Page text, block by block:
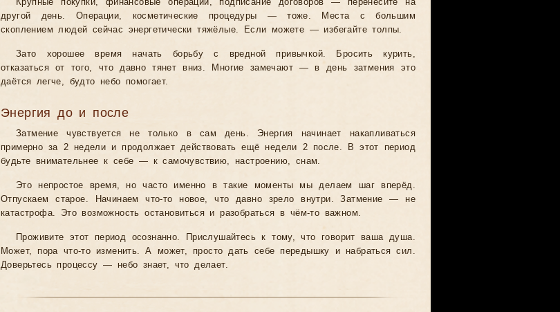
Крупные покупки, финансовые операции, подписание договоров — перенесите на
другой день. Операции, косметические процедуры — тоже. Места с большим
скоплением людей сейчас энергетически тяжёлые. Если можете — избегайте толпы.
Зато хорошее время начать борьбу с вредной привычкой. Бросить курить,
отказаться от того, что давно тянет вниз. Многие замечают — в день затмения это
даётся легче, будто небо помогает.
Энергия до и после
Затмение чувствуется не только в сам день. Энергия начинает накапливаться
примерно за 2 недели и продолжает действовать ещё недели 2 после. В этот период
будьте внимательнее к себе — к самочувствию, настроению, снам.
Это непростое время, но часто именно в такие моменты мы делаем шаг вперёд.
Отпускаем старое. Начинаем что-то новое, что давно зрело внутри. Затмение — не
катастрофа. Это возможность остановиться и разобраться в чём-то важном.
Проживите этот период осознанно. Прислушайтесь к тому, что говорит ваша душа.
Может, пора что-то изменить. А может, просто дать себе передышку и набраться сил.
Доверьтесь процессу — небо знает, что делает.